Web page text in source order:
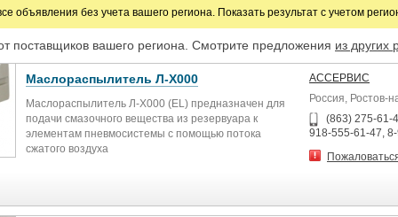
объявления без учета вашего региона. Показать результат с учетом
поставщиков вашего региона. Смотрите предложения из других
Маслораспылитель Л-Х000
Маслораспылитель Л-Х000 (EL) предназначен для
подачи смазочного вещества из резервуара к
элементам пневмосистемы с помощью потока
сжатого воздуха
Рекомендуется использовать масло,
АССЕРВИС
Россия, Ростов-
(863) 275-61-
918-555-61-47,